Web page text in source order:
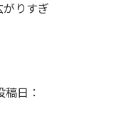
りすぎ
稿日：